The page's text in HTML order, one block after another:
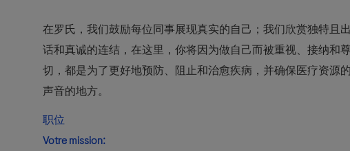
在罗氏，我们鼓励每位同事展现真实的自己；我们欣赏独特且
话和真诚的连结，在这里，你将因为做自己而被重视、接纳和
切，都是为了更好地预防、阻止和治愈疾病，并确保医疗资源
声音的地方。
职位
Votre mission: